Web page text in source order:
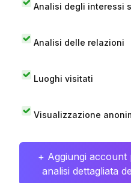
Analisi degli interessi
Analisi delle relazioni
Luoghi visitati
Visualizzazione
+ Aggiungi
analisi dettagliata